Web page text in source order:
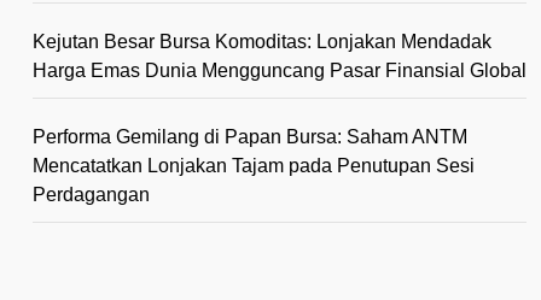
Kejutan Besar Bursa Komoditas: Lonjakan Mendadak
Harga Emas Dunia Mengguncang Pasar Finansial Global
Performa Gemilang di Papan Bursa: Saham ANTM
Mencatatkan Lonjakan Tajam pada Penutupan Sesi
Perdagangan